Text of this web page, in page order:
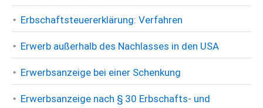
Erbschaftsteuererklärung: Verfahren
Erwerb außerhalb des Nachlasses in den USA
Erwerbsanzeige bei einer Schenkung
Erwerbsanzeige nach § 30 Erbschafts- und